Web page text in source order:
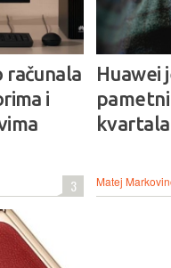
računala
i
3
Huawei
Matej